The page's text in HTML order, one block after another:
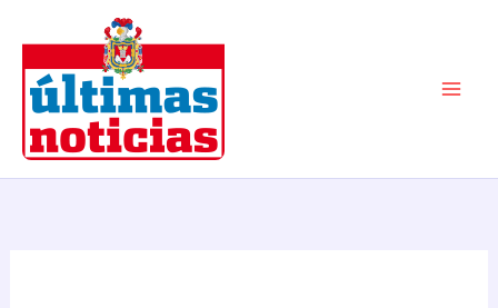
contenido